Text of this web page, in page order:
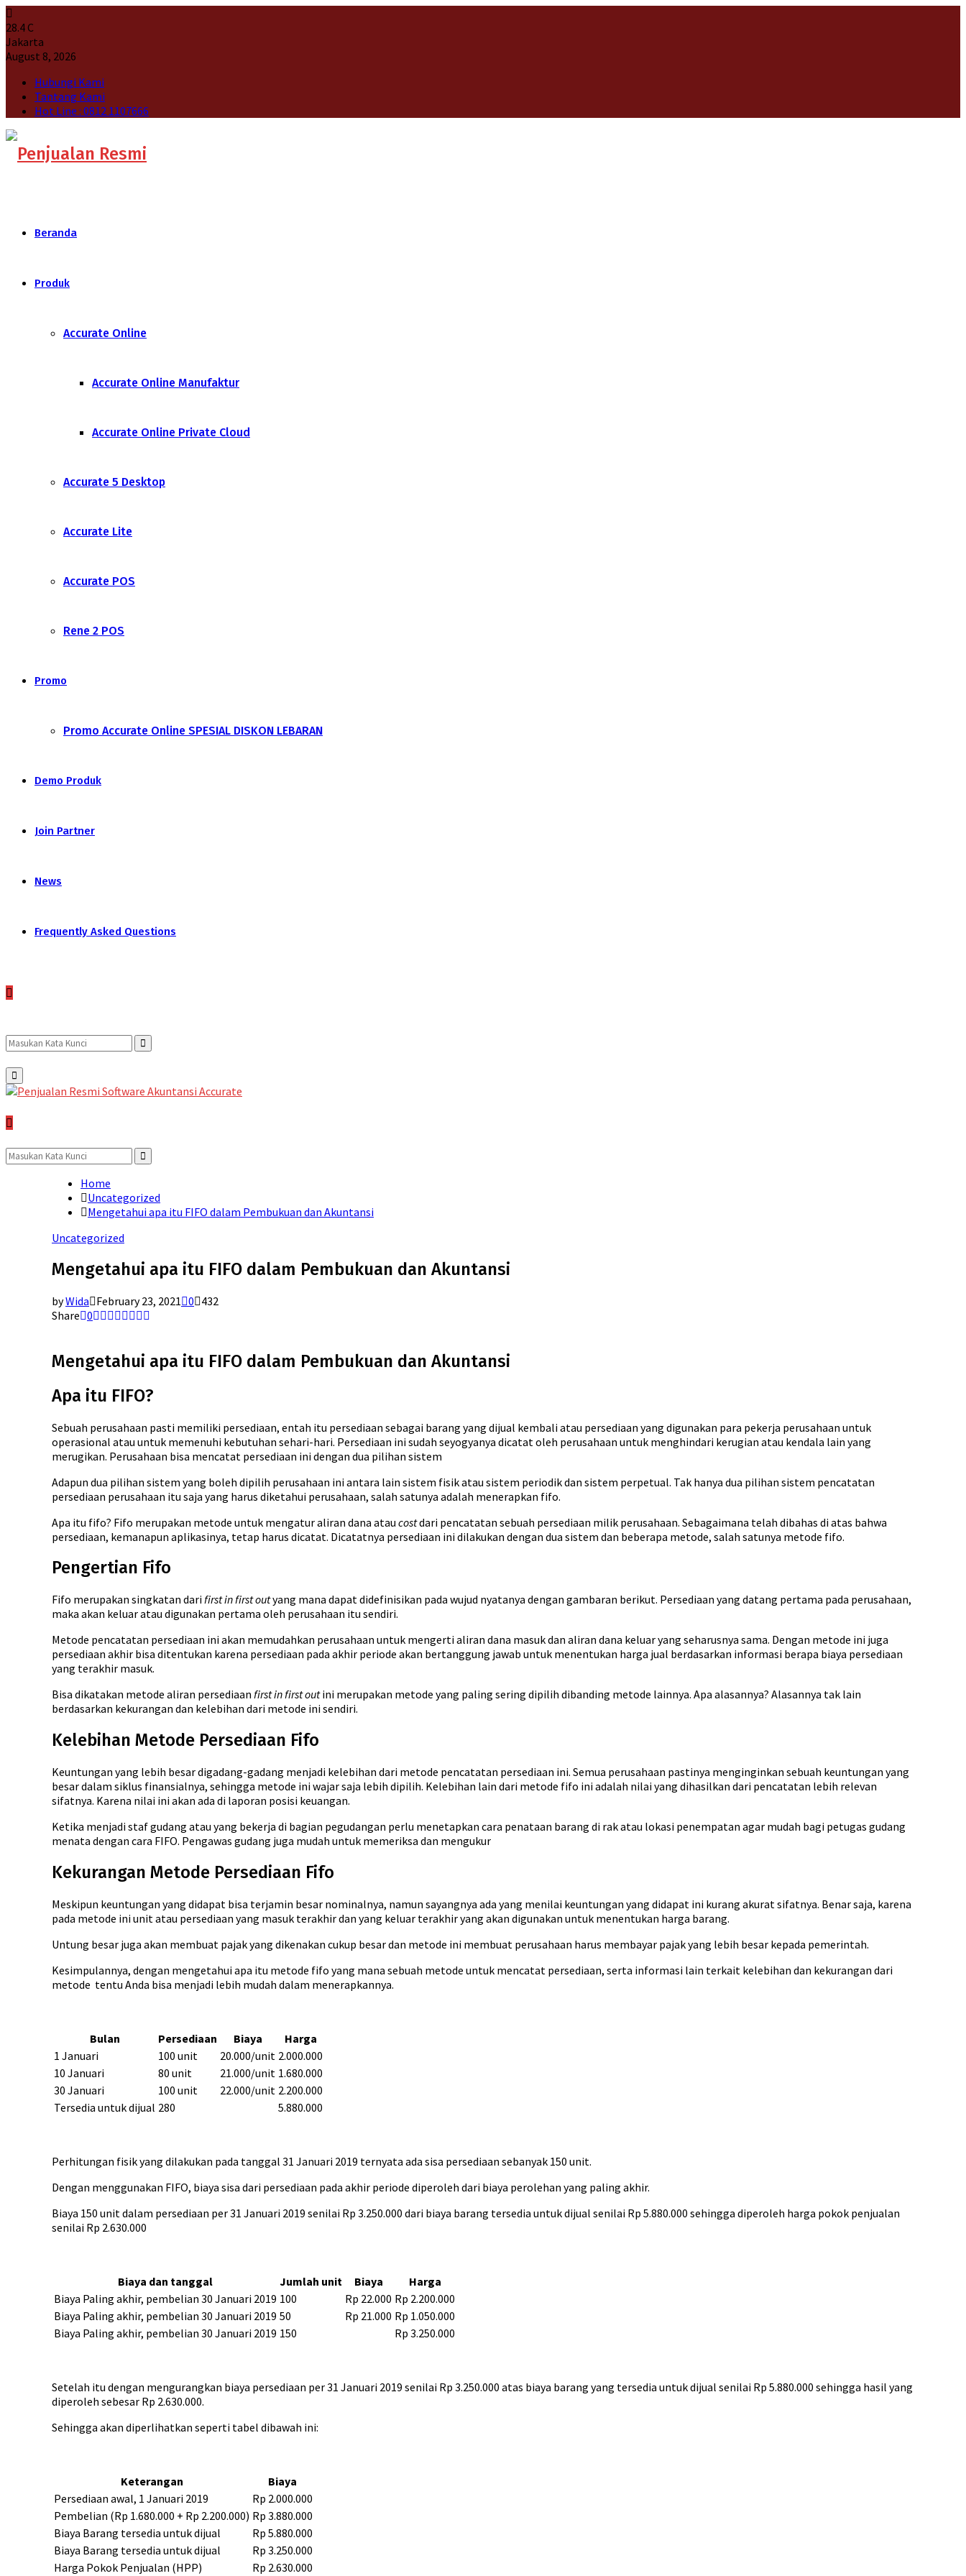
28.4C
Jakarta
August 8, 2026
Hubungi Kami
Tantang Kami
Hot Line : 0812 1107666
Beranda
Produk
Accurate Online
Accurate Online Manufaktur
Accurate Online Private Cloud
Accurate 5 Desktop
Accurate Lite
Accurate POS
Rene 2 POS
Promo
Promo Accurate Online SPESIAL DISKON LEBARAN
Demo Produk
Join Partner
News
Frequently Asked Questions
Search
for:
Search
Primary
Menu
Search
for:
Search
Home
Uncategorized
Mengetahui apa itu FIFO dalam Pembukuan dan Akuntansi
Uncategorized
Mengetahui apa itu FIFO dalam Pembukuan dan Akuntansi
byWida February 23, 2021 0 432
Share 0
Mengetahui apa itu FIFO dalam Pembukuan dan Akuntansi
Apa itu FIFO?
Sebuah perusahaan pasti memiliki persediaan, entah itu persediaan sebagai barang yang dijual kembali atau persediaan yang digunakan para pekerja perusahaan untuk
operasional atau untuk memenuhi kebutuhan sehari-hari. Persediaan ini sudah seyogyanya dicatat oleh perusahaan untuk menghindari kerugian atau kendala lain yang
merugikan. Perusahaan bisa mencatat persediaan ini dengan dua pilihan sistem
Adapun dua pilihan sistem yang boleh dipilih perusahaan ini antara lain sistem fisik atau sistem periodik dan sistem perpetual. Tak hanya dua pilihan sistem pencatatan
persediaan perusahaan itu saja yang harus diketahui perusahaan, salah satunya adalah menerapkan fifo.
Apa itu fifo? Fifo merupakan metode untuk mengatur aliran dana atau costdari pencatatan sebuah persediaan milik perusahaan. Sebagaimana telah dibahas di atas bahwa
persediaan, kemanapun aplikasinya, tetap harus dicatat. Dicatatnya persediaan ini dilakukan dengan dua sistem dan beberapa metode, salah satunya metode fifo.
Pengertian Fifo
Fifo merupakan singkatan darifirst in first outyang mana dapat didefinisikan pada wujud nyatanya dengan gambaran berikut. Persediaan yang datang pertama pada perusahaan,
maka akan keluar atau digunakan pertama oleh perusahaan itu sendiri.
Metode pencatatan persediaan ini akan memudahkan perusahaan untuk mengerti aliran dana masuk dan aliran dana keluar yang seharusnya sama. Dengan metode ini juga
persediaan akhir bisa ditentukan karena persediaan pada akhir periode akan bertanggung jawab untuk menentukan harga jual berdasarkan informasi berapa biaya persediaan
yang terakhir masuk.
Bisa dikatakan metode aliran persediaan first in first outini merupakan metode yang paling sering dipilih dibanding metode lainnya. Apa alasannya? Alasannya tak lain
berdasarkan kekurangan dan kelebihan dari metode ini sendiri.
Kelebihan Metode Persediaan Fifo
Keuntungan yang lebih besar digadang-gadang menjadi kelebihan dari metode pencatatan persediaan ini. Semua perusahaan pastinya menginginkan sebuah keuntungan yang
besar dalam siklus finansialnya, sehingga metode ini wajar saja lebih dipilih. Kelebihan lain dari metode fifo ini adalah nilai yang dihasilkan dari pencatatan lebih relevan
sifatnya. Karena nilai ini akan ada di laporan posisi keuangan.
Ketika menjadi staf gudang atau yang bekerja di bagian pegudangan perlu menetapkan cara penataan barang di rak atau lokasi penempatan agar mudah bagi petugas gudang
menata dengan cara FIFO. Pengawas gudang juga mudah untuk memeriksa dan mengukur
Kekurangan Metode Persediaan Fifo
Meskipun keuntungan yang didapat bisa terjamin besar nominalnya, namun sayangnya ada yang menilai keuntungan yang didapat ini kurang akurat sifatnya. Benar saja, karena
pada metode ini unit atau persediaan yang masuk terakhir dan yang keluar terakhir yang akan digunakan untuk menentukan harga barang.
Untung besar juga akan membuat pajak yang dikenakan cukup besar dan metode ini membuat perusahaan harus membayar pajak yang lebih besar kepada pemerintah.
Kesimpulannya, dengan mengetahui apa itu metode fifo yang mana sebuah metode untuk mencatat persediaan, serta informasi lain terkait kelebihan dan kekurangan dari
metode tentu Anda bisa menjadi lebih mudah dalam menerapkannya.
Bulan Persediaan Biaya
Harga
1 Januari
100 unit 20.000/unit 2.000.000
10 Januari
80 unit 21.000/unit 1.680.000
30 Januari
100 unit 22.000/unit 2.200.000
Tersedia untuk dijual 280 5.880.000
Perhitungan fisik yang dilakukan pada tanggal 31 Januari 2019 ternyata ada sisa persediaan sebanyak 150 unit.
Dengan menggunakan FIFO, biaya sisa dari persediaan pada akhir periode diperoleh dari biaya perolehan yang paling akhir.
Biaya 150 unit dalam persediaan per 31 Januari 2019 senilai Rp 3.250.000 dari biaya barang tersedia untuk dijual senilai Rp 5.880.000 sehingga diperoleh harga pokok penjualan
senilai Rp 2.630.000
Biaya dan tanggal Jumlah unit Biaya
Harga
Biaya Paling akhir, pembelian 30 Januari 2019 100 Rp 22.000 Rp 2.200.000
Biaya Paling akhir, pembelian 30 Januari 2019 50 Rp 21.000 Rp 1.050.000
Biaya Paling akhir, pembelian 30 Januari 2019 150 Rp 3.250.000
Setelah itu dengan mengurangkan biaya persediaan per 31 Januari 2019 senilai Rp 3.250.000 atas biaya barang yang tersedia untuk dijual senilai Rp 5.880.000 sehingga hasil yang
diperoleh sebesar Rp 2.630.000.
Sehingga akan diperlihatkan seperti tabel dibawah ini:
Keterangan
Biaya
Persediaan awal, 1 Januari 2019
Rp 2.000.000
Pembelian (Rp 1.680.000 + Rp 2.200.000) Rp 3.880.000
Biaya Barang tersedia untuk dijual
Rp 5.880.000
Biaya Barang tersedia untuk dijual
Rp 3.250.000
Harga Pokok Penjualan (HPP)
Rp 2.630.000